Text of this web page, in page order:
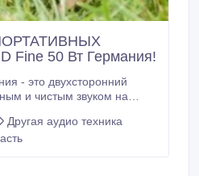
Fine 50 Вт Германия!
- это двухсторонний
и чистым звуком на
в истинном
Другая аудио техника